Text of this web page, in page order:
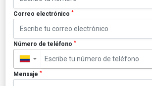
Correo electrónico *
Número de teléfono *
▼
Mensaje *